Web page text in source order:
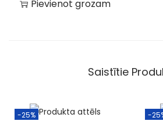
Pievienot grozam
Saistītie
-25% -